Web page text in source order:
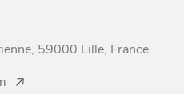
59000 Lille, France